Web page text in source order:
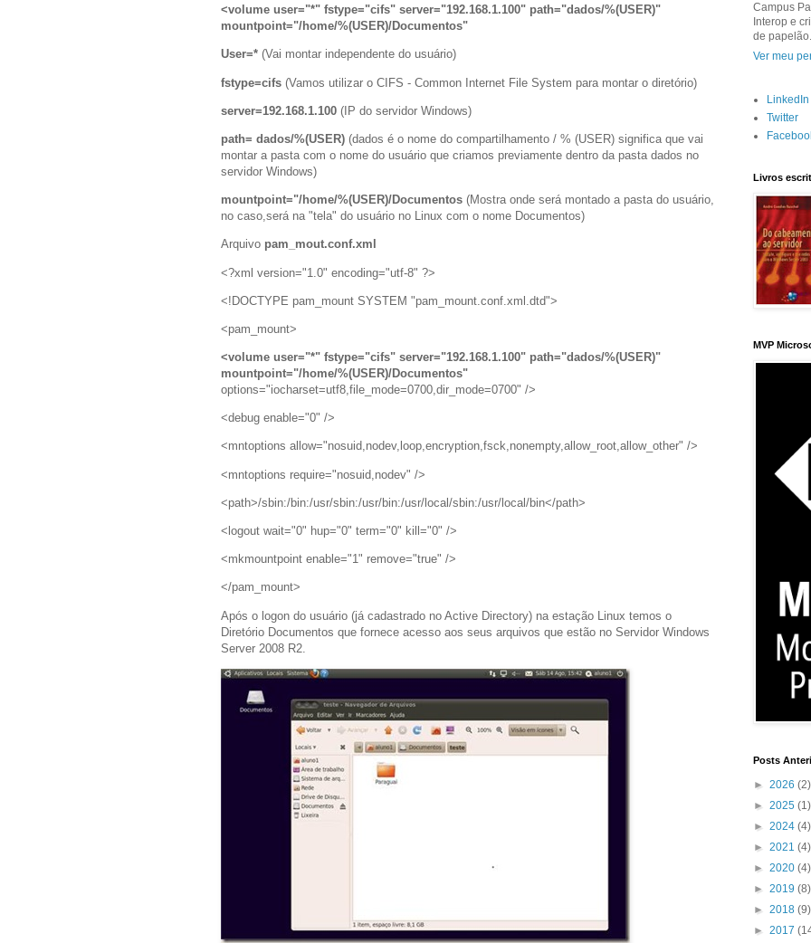
<volume user="*" fstype="cifs" server="192.168.1.100" path="dados/%(USER)"
mountpoint="/home/%(USER)/Documentos"
User=* (Vai montar independente do usuário)
fstype=cifs (Vamos utilizar o CIFS - Common Internet File System para montar o diretório)
server=192.168.1.100 (IP do servidor Windows)
path= dados/%(USER) (dados é o nome do compartilhamento / % (USER) significa que vai
montar a pasta com o nome do usuário que criamos previamente dentro da pasta dados no
servidor Windows)
mountpoint="/home/%(USER)/Documentos (Mostra onde será montado a pasta do usuário,
no caso,será na "tela" do usuário no Linux com o nome Documentos)
Arquivo pam_mout.conf.xml
<?xml version="1.0" encoding="utf-8" ?>
<!DOCTYPE pam_mount SYSTEM "pam_mount.conf.xml.dtd">
<pam_mount>
<volume user="*" fstype="cifs" server="192.168.1.100" path="dados/%(USER)"
mountpoint="/home/%(USER)/Documentos"
options="iocharset=utf8,file_mode=0700,dir_mode=0700" />
<debug enable="0" />
<mntoptions allow="nosuid,nodev,loop,encryption,fsck,nonempty,allow_root,allow_other" />
<mntoptions require="nosuid,nodev" />
<path>/sbin:/bin:/usr/sbin:/usr/bin:/usr/local/sbin:/usr/local/bin</path>
<logout wait="0" hup="0" term="0" kill="0" />
<mkmountpoint enable="1" remove="true" />
</pam_mount>
Após o logon do usuário (já cadastrado no Active Directory) na estação Linux temos o
Diretório Documentos que fornece acesso aos seus arquivos que estão no Servidor Windows
Server 2008 R2.
Campus
Interop e
de papelão.
Ver meu
LinkedIn
Twitter
Livros
MVP
Posts
► 2026 (2)
► 2025 (1)
► 2024 (4)
► 2021 (4)
► 2020 (4)
► 2019 (8)
► 2018 (9)
► 2017